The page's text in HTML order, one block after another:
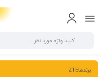
برندهاZTE